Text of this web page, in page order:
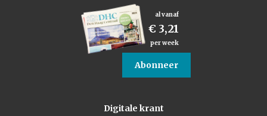
al vanaf
€ 3,21
per week
Abonneer
Digitale krant